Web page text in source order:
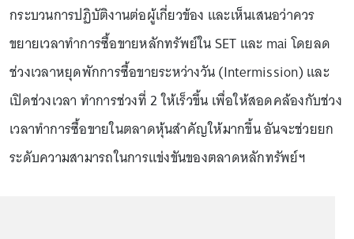
กระบวนการปฏิบัติงานต่อผู้เกี่ยวข้อง และเห็นเสนอว่าควร
ขยายเวลาทำการซื้อขายหลักทรัพย์ใน SET และ mai โดยลด
ช่วงเวลาหยุดพักการซื้อขายระหว่างวัน (Intermission) และ
เปิดช่วงเวลา ทำการช่วงที่ 2 ให้เร็วขึ้น เพื่อให้สอดคล้องกับช่วง
เวลาทำการซื้อขายในตลาดหุ้นสำคัญให้มากขึ้น อันจะช่วยยก
ระดับความสามารถในการแข่งขันของตลาดหลักทรัพย์ฯ